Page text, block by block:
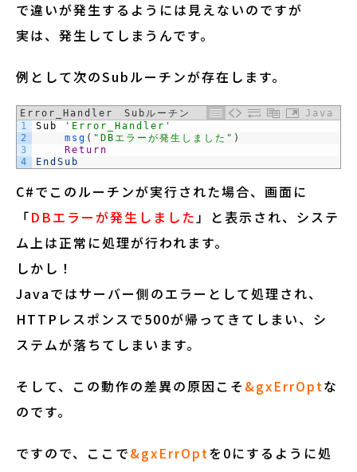
で違いが発生するようには見えないのですが
実は、発生してしまうんです。
例として次のSubルーチンが存在します。
Error_Handler Subルーチン
Java
1
2
3
4
Sub
'Error_Handler'
msg ( "DBエラーが発生しました" )
Return
EndSub
C#でこのルーチンが実行された場合、画面に
「DBエラーが発生しました」と表示され、システ
ム上は正常に処理が行われます。
しかし！
Javaではサーバー側のエラーとして処理され、
HTTPレスポンスで500が帰ってきてしまい、シ
ステムが落ちてしまいます。
そして、この動作の差異の原因こそ &gxErrOptな
のです。
ですので、ここで&gxErrOptを0にするように処